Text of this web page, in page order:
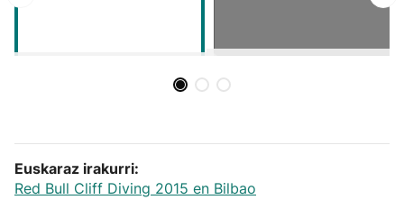
Más deportes
"Helmuga"
Euskaraz irakurri:
Red Bull Cliff Diving 2015 en Bilbao